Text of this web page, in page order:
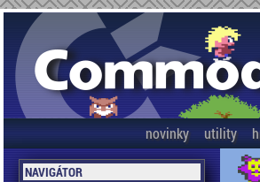
novinky utility
NAVIGÁTOR